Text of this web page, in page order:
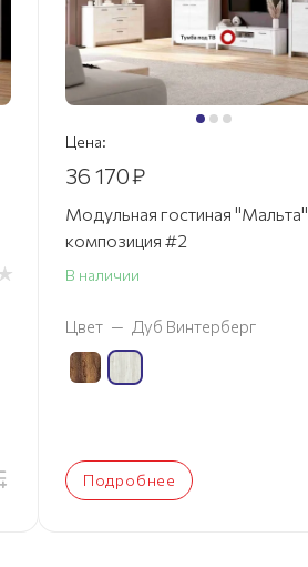
Цена:
36 170₽
Модульная гостиная "Мальта"
композиция #2
В наличии
Цвет — Дуб Винтерберг
Подробнее